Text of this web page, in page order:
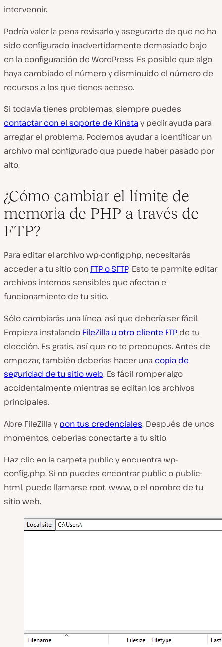
intervennir.
Podría valer la pena revisarlo y asegurarte de que no ha
sido configurado inadvertidamente demasiado bajo
en la configuración de WordPress. Es posible que algo
haya cambiado el número y disminuido el número de
recursos a los que tienes acceso.
Si todavía tienes problemas, siempre puedes
contactar con el soporte de Kinstay pedir ayuda para
arreglar el problema. Podemos ayudar a identificar un
archivo mal configurado que puede haber pasado por
alto.
¿Cómo cambiar el límite de
memoria de PHP a través de
FTP?
Para editar el archivo wp-config.php, necesitarás
acceder a tu sitio con FTP o SFTP. Esto te permite editar
archivos internos sensibles que afectan el
funcionamiento de tu sitio.
Sólo cambiarás una línea, así que debería ser fácil.
Empieza instalando FileZilla u otro cliente FTP de tu
elección. Es gratis, así que no te preocupes. Antes de
empezar, también deberías hacer una copia de
seguridad de tu sitio web. Es fácil romper algo
accidentalmente mientras se editan los archivos
principales.
Abre FileZilla ypon tus credenciales. Después de unos
momentos, deberías conectarte a tu sitio.
Haz clic en la carpeta public y encuentra wp-
config.php. Si no puedes encontrar public o public-
html, puede llamarse root, www, o el nombre de tu
sitio web.